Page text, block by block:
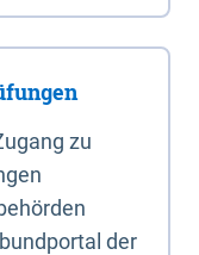
zu
der